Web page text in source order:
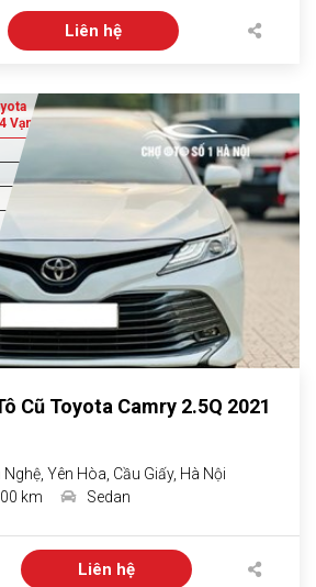
Liên hệ
Vạn
Cũ Toyota Camry 2.5Q 2021
Yên Hòa, Cầu Giấy, Hà Nội
km Sedan
Liên hệ